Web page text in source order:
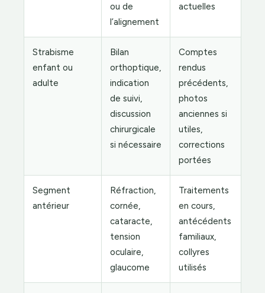
ou de
l’alignement
actuelles
Strabisme
enfant ou
adulte
Bilan
orthoptique,
indication
de suivi,
discussion
chirurgicale
si nécessaire
Comptes
rendus
précédents,
photos
anciennes si
utiles,
corrections
portées
Segment
antérieur
Réfraction,
cornée,
cataracte,
tension
oculaire,
glaucome
Traitements
en cours,
antécédents
familiaux,
collyres
utilisés